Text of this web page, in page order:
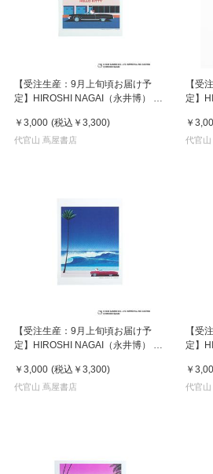
【受注生産：9月上旬頃お届け予
定】HIROSHI NAGAI（永井博） ×
スター / KTHN-PT Untitled 1
￥3,000 (税込 ￥3,300)
代官山 蔦屋書店
【受
定】
スタ
￥
代官山
【受注生産：9月上旬頃お届け予
定】HIROSHI NAGAI（永井博） ×
スター / KTHN-PT Untitled 2
￥3,000 (税込 ￥3,300)
代官山 蔦屋書店
【受
定】
スタ
￥
代官山